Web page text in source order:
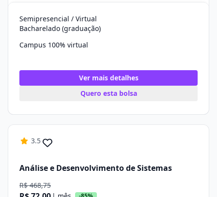
Semipresencial / Virtual
Bacharelado (graduação)
Campus 100% virtual
Ver mais detalhes
Quero esta bolsa
3.5
Análise e Desenvolvimento de Sistemas
R$ 468,75